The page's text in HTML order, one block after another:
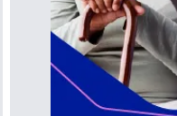
Guia do Coração